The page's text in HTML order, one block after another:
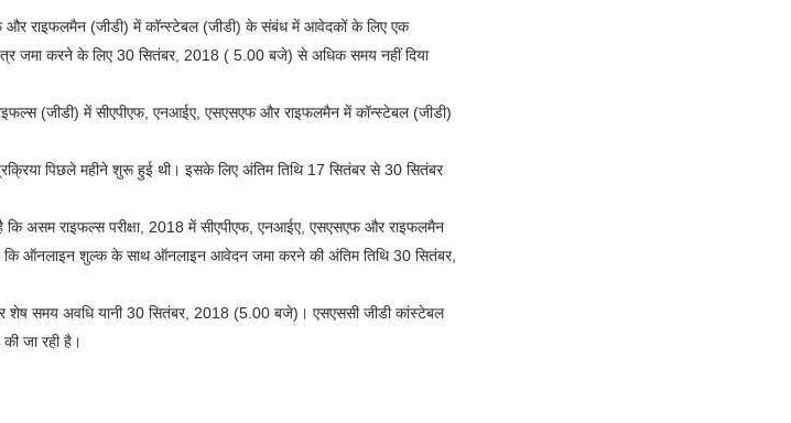
राइफलमैन (जीडी) में कॉन्स्टेबल (जीडी) के संबंध में आवेदकों के लिए एक
जमा करने के लिए 30 सितंबर, 2018 ( 5.00 बजे) से अधिक समय नहीं दिया
(जीडी) में सीएपीएफ, एनआईए, एसएसएफ और राइफलमैन में कॉन्स्टेबल (जीडी)
पिछले महीने शुरू हुई थी। इसके लिए अंतिम तिथि 17 सितंबर से 30 सितंबर
असम राइफल्स परीक्षा, 2018 में सीएपीएफ, एनआईए, एसएसएफ और राइफलमैन
कि ऑनलाइन शुल्क के साथ ऑनलाइन आवेदन जमा करने की अंतिम तिथि 30 सितंबर,
शेष समय अवधि यानी 30 सितंबर, 2018 (5.00 बजे)। एसएससी जीडी कांस्टेबल
जा रही है।